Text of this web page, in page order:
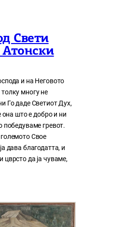
Свети
и на Неговото
многу нe
Го даде Светиот Дух,
она што е добро и ни
победуваме гревот.
Свое
дава благодатта, и
цврсто да ја чуваме,